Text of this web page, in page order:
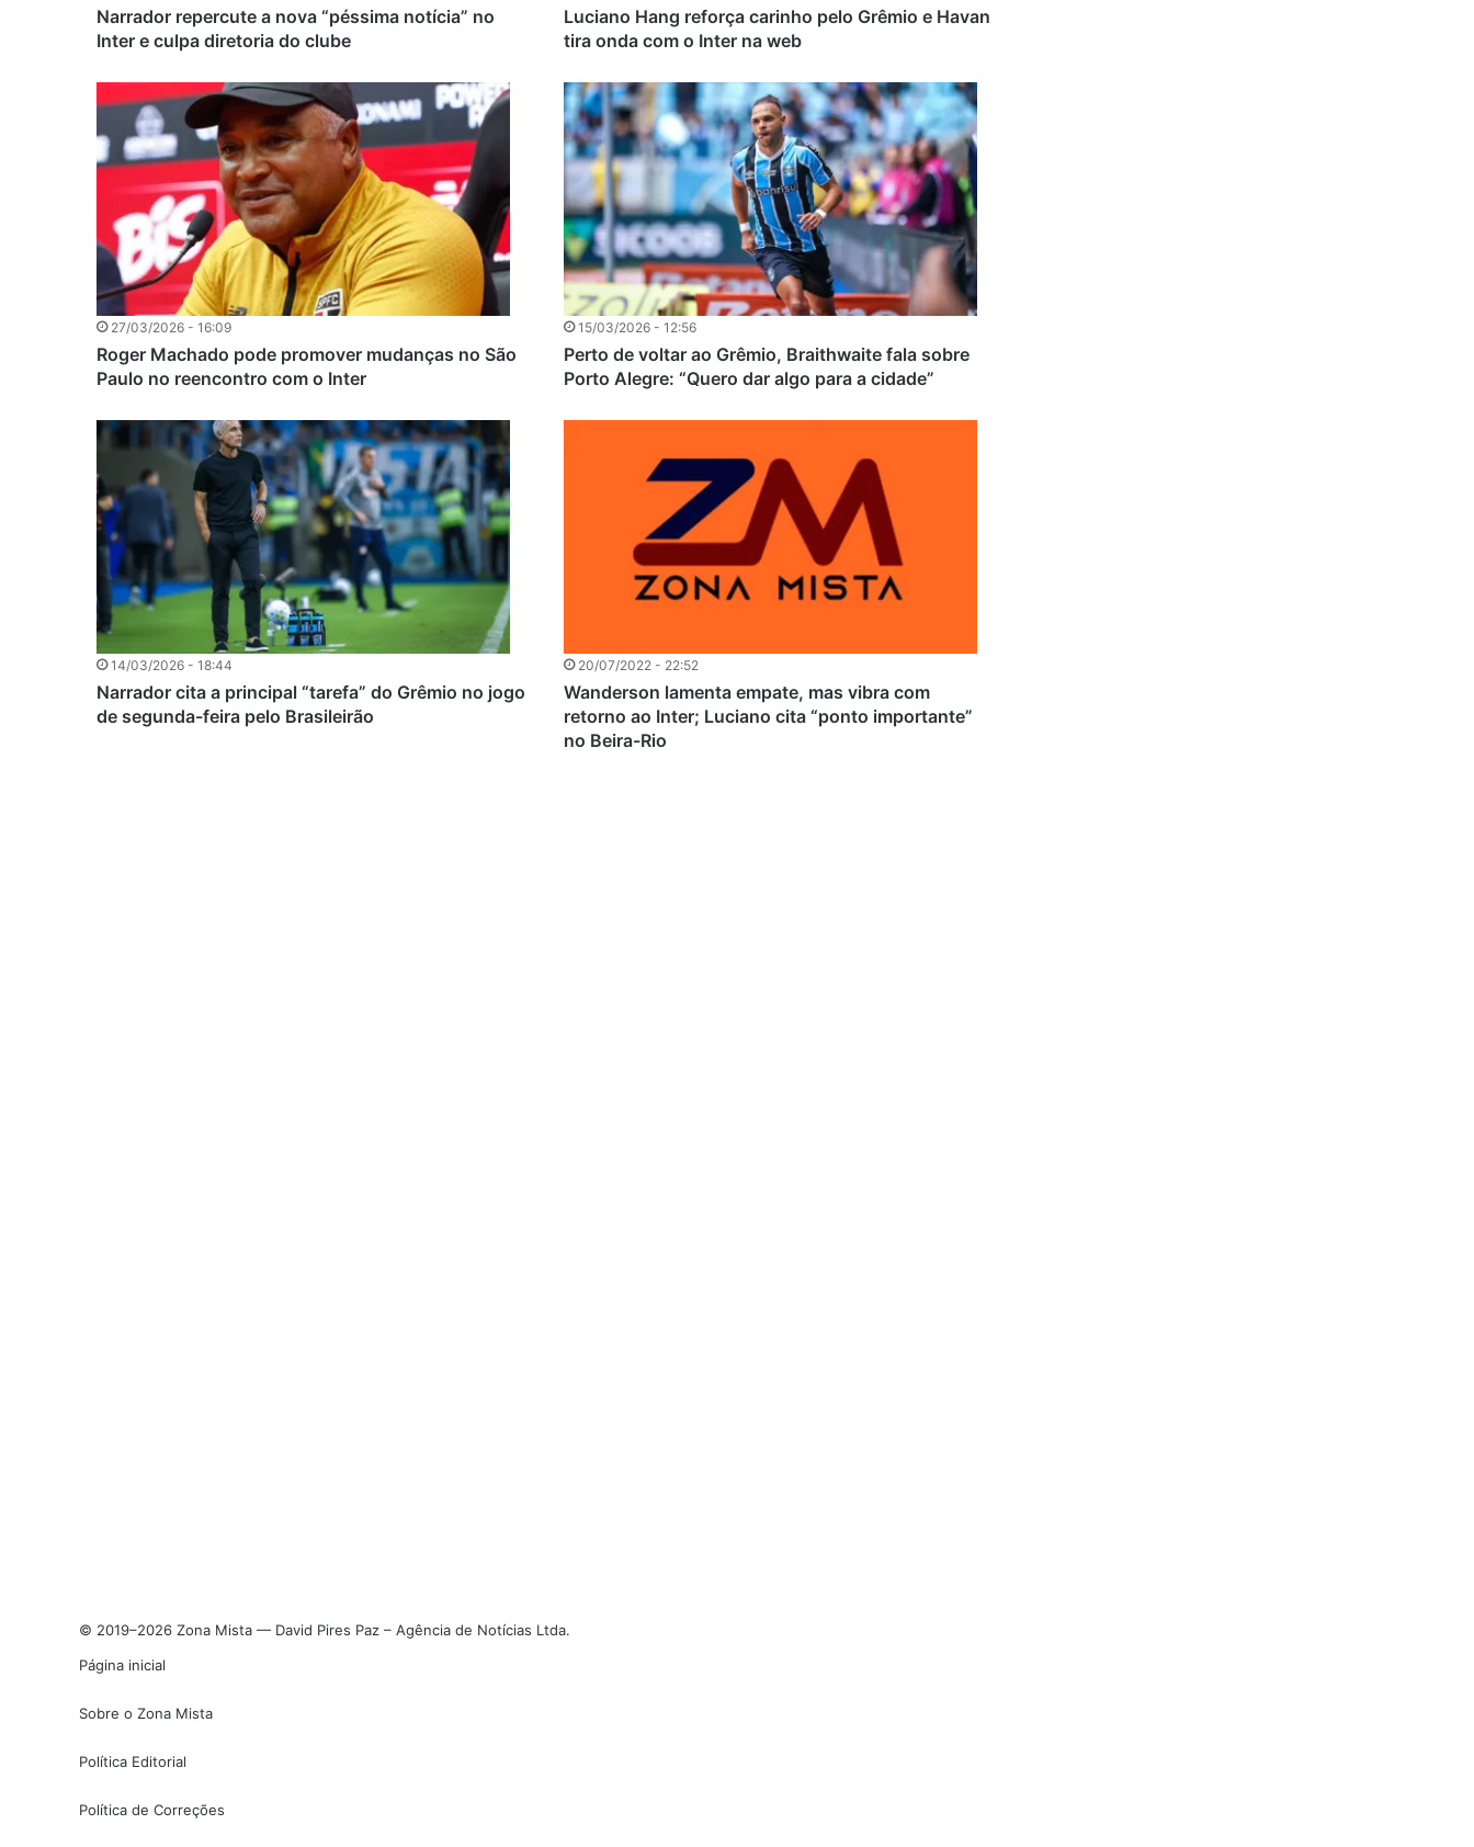
Narrador repercute a nova “péssima notícia” no
Inter e culpa diretoria do clube
Luciano Hang reforça carinho pelo Grêmio e Havan
tira onda com o Inter na web
27/03/2026 - 16:09
Roger Machado pode promover mudanças no São
Paulo no reencontro com o Inter
15/03/2026 - 12:56
Perto de voltar ao Grêmio, Braithwaite fala sobre
Porto Alegre: “Quero dar algo para a cidade”
14/03/2026 - 18:44
Narrador cita a principal “tarefa” do Grêmio no jogo
de segunda-feira pelo Brasileirão
20/07/2022 - 22:52
Wanderson lamenta empate, mas vibra com
retorno ao Inter; Luciano cita “ponto importante”
no Beira-Rio
© 2019–2026 Zona Mista — David Pires Paz – Agência de Notícias Ltda.
Página inicial
Sobre o Zona Mista
Política Editorial
Política de Correções